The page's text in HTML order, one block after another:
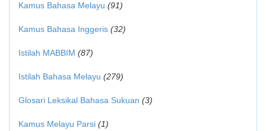
Kamus Bahasa Melayu (91)
Kamus Bahasa Inggeris (32)
Istilah MABBIM (87)
Istilah Bahasa Melayu (279)
Glosari Leksikal Bahasa Sukuan (3)
Kamus Melayu Parsi (1)